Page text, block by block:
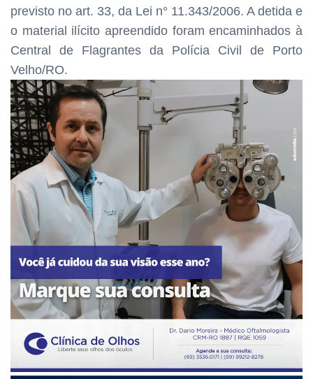
previsto no art. 33, da Lei n° 11.343/2006. A detida e
o material ilícito apreendido foram encaminhados à
Central de Flagrantes da Polícia Civil de Porto
Velho/RO.